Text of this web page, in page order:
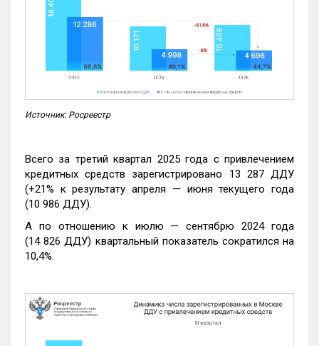
Источник: Росреестр
Всего за третий квартал 2025 года с привлечением
кредитных средств зарегистрировано 13 287 ДДУ
(+21% к результату апреля — июня текущего года
(10 986 ДДУ).
А по отношению к июлю — сентябрю 2024 года
(14 826 ДДУ) квартальный показатель сократился на
10,4%.